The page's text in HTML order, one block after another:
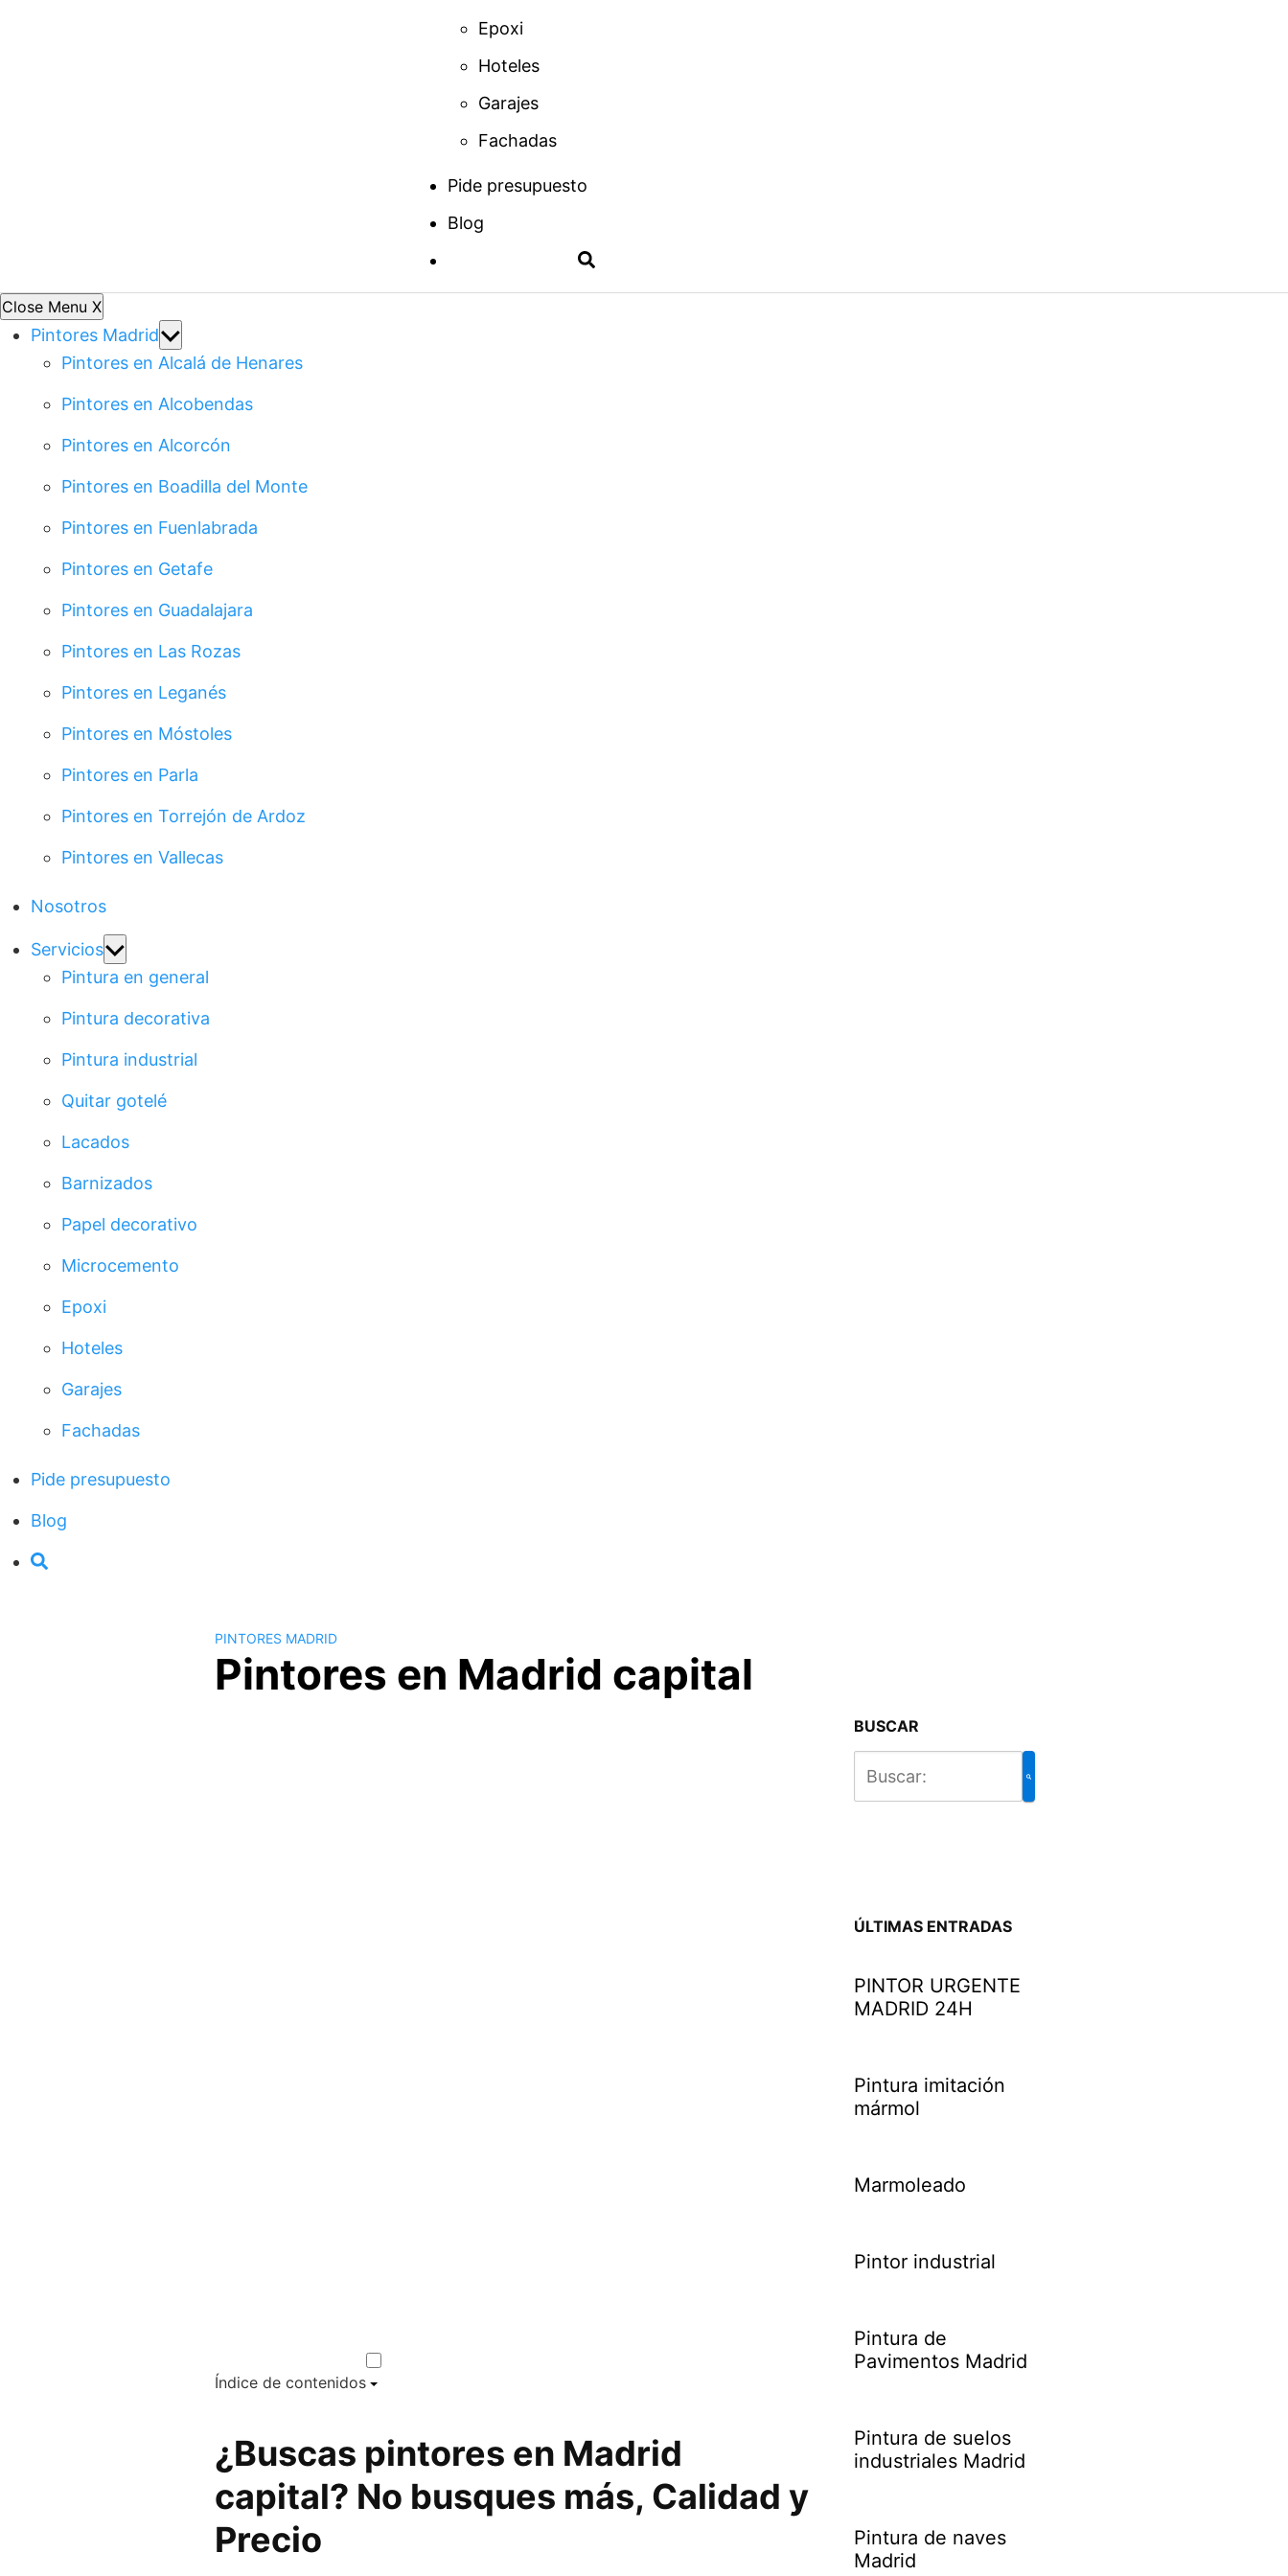
Epoxi
Hoteles
Garajes
Fachadas
Pide presupuesto
Blog
Close Menu X
Pintores MadridShow
sub
Pintores en Alcalá de Henares
Pintores en Alcobendas
Pintores en Alcorcón
Pintores en Boadilla del Monte
Pintores en Fuenlabrada
Pintores en Getafe
Pintores en Guadalajara
Pintores en Las Rozas
Pintores en Leganés
Pintores en Móstoles
Pintores en Parla
Pintores en Torrejón de Ardoz
Pintores en Vallecas
Nosotros
ServiciosShow
sub
Pintura en general
Pintura decorativa
Pintura industrial
Quitar gotelé
Lacados
Barnizados
Papel decorativo
Microcemento
Epoxi
Hoteles
Garajes
Fachadas
Pide presupuesto
Blog
PINTORES MADRID
Pintores en Madrid capital
Índice de contenidos
¿Buscas pintores en Madrid
capital? No busques más, Calidad y
Precio
BUSCAR
ÚLTIMAS ENTRADAS
PINTOR URGENTE
MADRID 24H
Pintura imitación
mármol
Marmoleado
Pintor industrial
Pintura de
Pavimentos Madrid
Pintura de suelos
industriales Madrid
Pintura de naves
Madrid